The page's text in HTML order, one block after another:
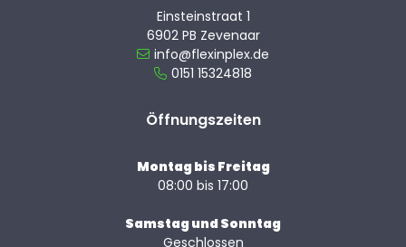
Einsteinstraat 1
6902 PB Zevenaar
info@flexinplex.de
0151 15324818
Öffnungszeiten
Montag bis Freitag
08:00 bis 17:00
Samstag und Sonntag
Geschlossen